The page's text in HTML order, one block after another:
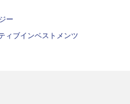
ー
ィブインベストメンツ